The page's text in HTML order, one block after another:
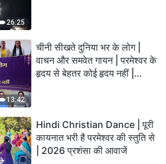
26:25
13:42
चीनी सीखते दुनिया भर के लोग |
वाचन और समवेत गायन | परमेश्वर के
हृदय से बेहतर कोई हृदय नहीं |
Hindi Christian Dance | पूरी
कायनात भरी है परमेश्वर की स्तुति से
| 2026 प्रशंसा की आवाजें